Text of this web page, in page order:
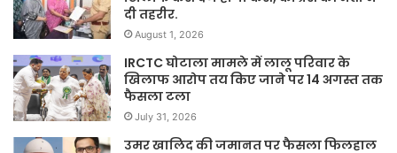
दी तहरीर.
August 1, 2026
IRCTC घोटाला मामले में लालू परिवार के
खिलाफ आरोप तय किए जाने पर 14 अगस्त तक
फैसला टला
July 31, 2026
उमर खालिद की जमानत पर फैसला फिलहाल